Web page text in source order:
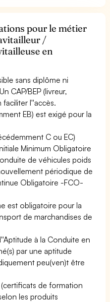
pour le métier
/
en
sans diplôme ni
CAP/BEP (livreur,
l''accès.
EB) est exigé pour la
C ou EC)
Minimum Obligatoire
de véhicules poids
périodique de
Obligatoire -FCO-
est obligatoire pour la
de marchandises de
à la Conduite en
par une aptitude
peu(ven)t être
de formation
les produits